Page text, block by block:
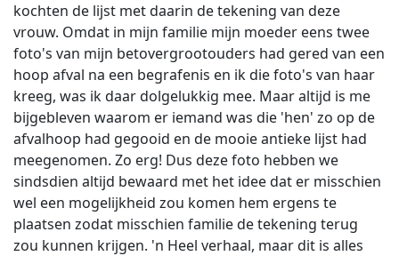
kochten de lijst met daarin de tekening van deze
vrouw. Omdat in mijn familie mijn moeder eens twee
foto's van mijn betovergrootouders had gered van een
hoop afval na een begrafenis en ik die foto's van haar
kreeg, was ik daar dolgelukkig mee. Maar altijd is me
bijgebleven waarom er iemand was die 'hen' zo op de
afvalhoop had gegooid en de mooie antieke lijst had
meegenomen. Zo erg! Dus deze foto hebben we
sindsdien altijd bewaard met het idee dat er misschien
wel een mogelijkheid zou komen hem ergens te
plaatsen zodat misschien familie de tekening terug
zou kunnen krijgen. 'n Heel verhaal, maar dit is alles